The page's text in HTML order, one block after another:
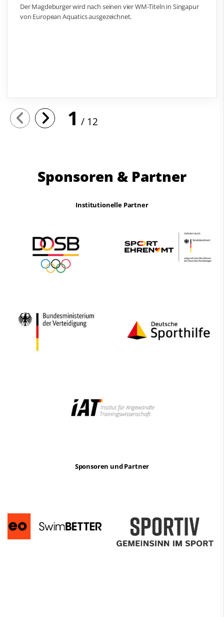
Der Magdeburger wird nach seinen vier WM-Titeln in Singapur
von European Aquatics ausgezeichnet.
1 12
Sponsoren & Partner
Institutionelle Partner
Sponsoren und Partner